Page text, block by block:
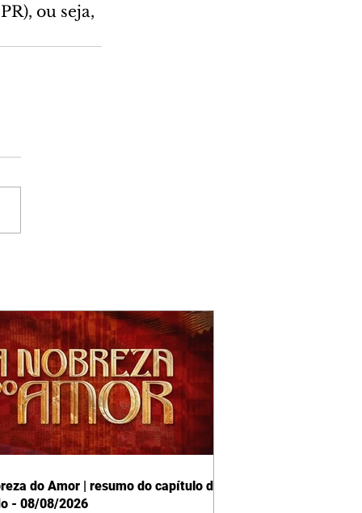
ou seja,
do Amor | resumo do capítulo de
- 08/08/2026